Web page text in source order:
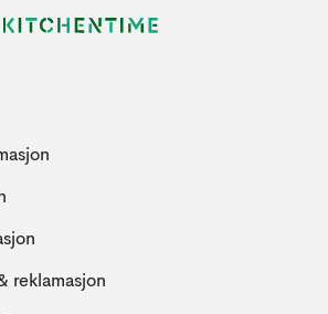
reklamasjon